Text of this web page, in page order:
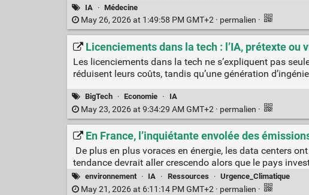
IA · Médecine
May 26, 2026 at 1:49:58 PM GMT+2 · permalien ·
Licenciements dans la tech : l’IA, prétexte ou
Les licenciements dans la tech ne s’expliquent pas
réduisent leurs coûts, tandis qu’une génération
BigTech · Economie · IA
May 23, 2026 at 9:34:29 AM GMT+2 · permalien ·
En France, l’inquiétante envolée des
De plus en plus voraces en énergie, les data centers
tendance devrait aller crescendo alors que le pays
environnement · IA · Ressources · Urgence_Climatique
May 21, 2026 at 6:11:14 PM GMT+2 · permalien ·